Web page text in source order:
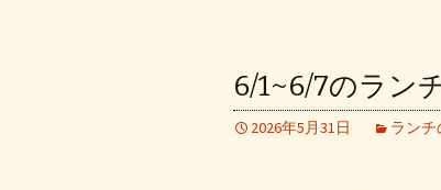
6/1~6/7のラン
2026年5月31日 ランチ